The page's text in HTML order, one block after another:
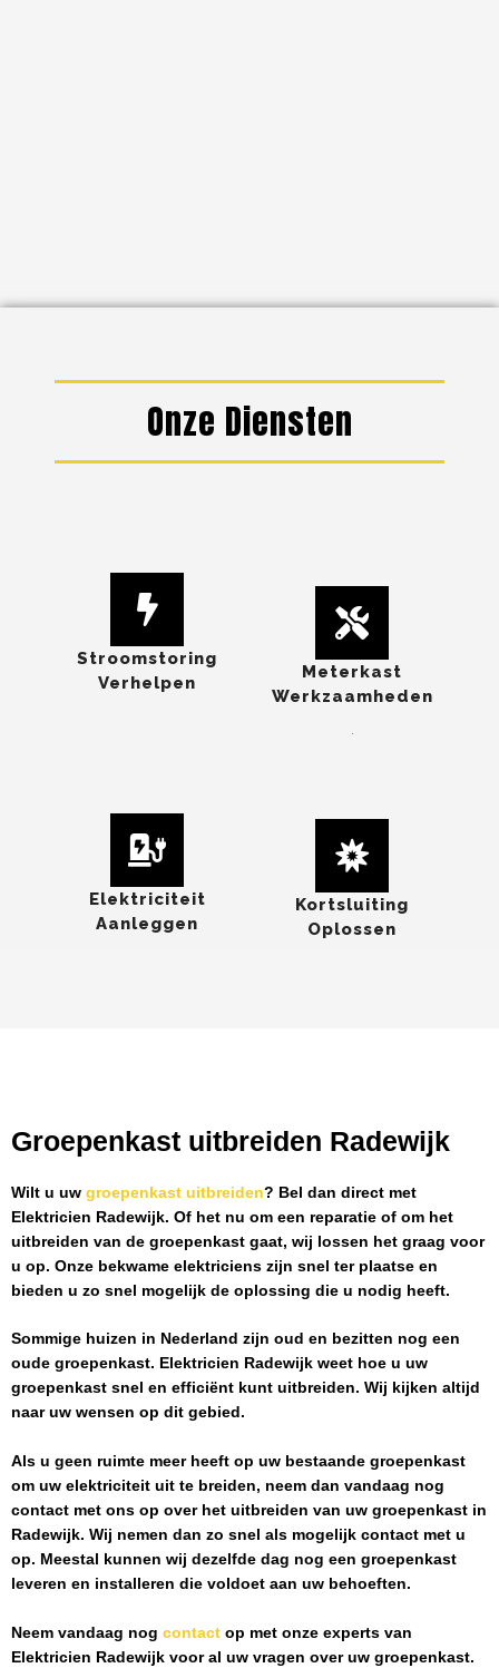
Onze Diensten
Stroomstoring
Verhelpen
Meterkast
Werkzaamheden
Elektriciteit
Aanleggen
Kortsluiting
Oplossen
Groepenkast uitbreiden Radewijk
Wilt u uw groepenkast uitbreiden? Bel dan direct met
Elektricien Radewijk. Of het nu om een reparatie of om het
uitbreiden van de groepenkast gaat, wij lossen het graag voor
u op. Onze bekwame elektriciens zijn snel ter plaatse en
bieden u zo snel mogelijk de oplossing die u nodig heeft.
Sommige huizen in Nederland zijn oud en bezitten nog een
oude groepenkast. Elektricien Radewijk weet hoe u uw
groepenkast snel en efficiënt kunt uitbreiden. Wij kijken altijd
naar uw wensen op dit gebied.
Als u geen ruimte meer heeft op uw bestaande groepenkast
om uw elektriciteit uit te breiden, neem dan vandaag nog
contact met ons op over het uitbreiden van uw groepenkast in
Radewijk. Wij nemen dan zo snel als mogelijk contact met u
op. Meestal kunnen wij dezelfde dag nog een groepenkast
leveren en installeren die voldoet aan uw behoeften.
Neem vandaag nog contact op met onze experts van
Elektricien Radewijk voor al uw vragen over uw groepenkast.